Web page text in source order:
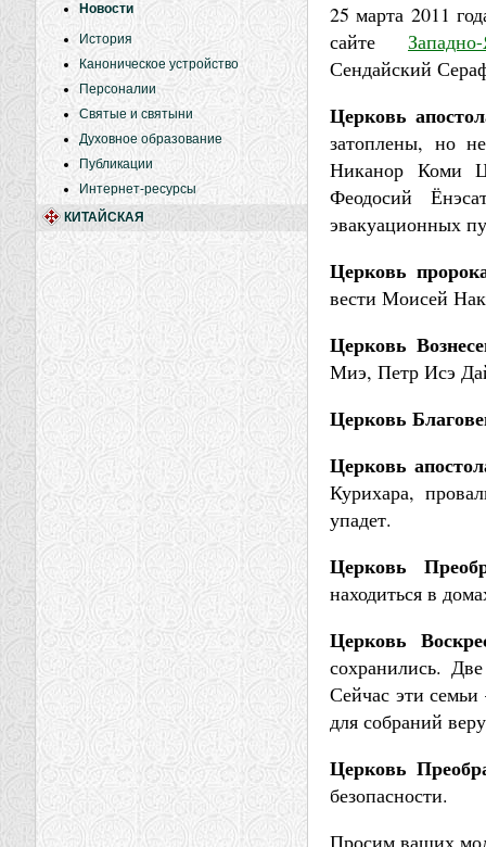
Новости
История
Каноническое устройство
Персоналии
Святые и святыни
Духовное образование
Публикации
Интернет-ресурсы
КИТАЙСКАЯ
25 марта 2011
сайте
Сендайский
Церковь
затоплены, но
Никанор Коми
Феодосий
эвакуационных
Церковь
вести Моисей
Церковь
Миэ, Петр Исэ
Церковь
Церковь
Курихара,
упадет.
Церковь
находиться в
Церковь
сохранились.
Сейчас эти
для собраний
Церковь
безопасности.
Просим ваших